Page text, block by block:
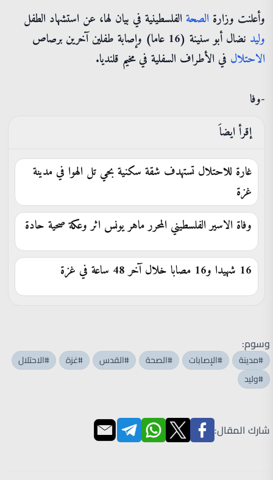
وأعلنت وزارة الصحة الفلسطينية في بيان لها، عن استشهاد الطفل
وليد نضال أبو سنينة (16 عاما) وإصابة طفلين آخرين برصاص
الاحتلال في الأطراف السفلية في مخيم قلنديا.
-وفا
إقرأ ايضاَ
غارة للاحتلال تستهدف شقة سكنية بحي تل الهوا في مدينة
غزة
وفاة الاسير الفلسطيني المحرر ماهر يونس اثر وعكة صحية حادة
16 شهيدا و16 مصابا خلال آخر 48 ساعة في غزة
وسوم:
#مدينة #الإصابات #الصحة #القدس #غزة
#الاحتلال
#وليد
شارك المقال: